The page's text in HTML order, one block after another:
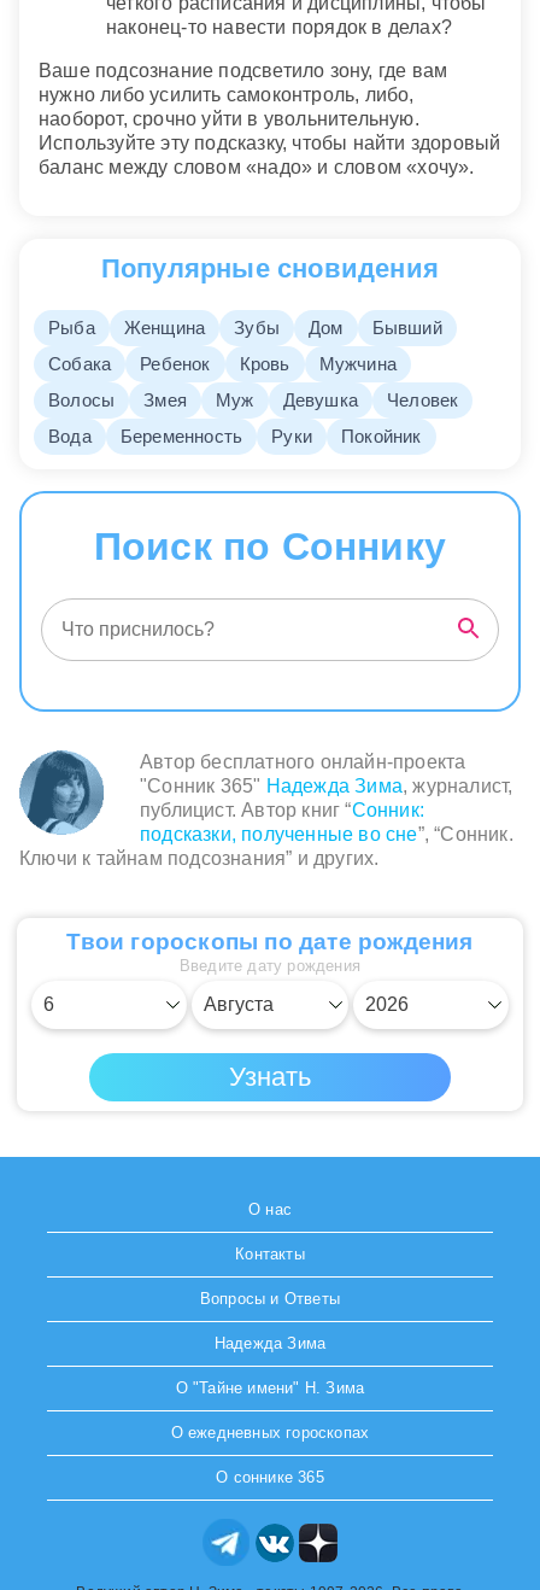
наконец-то навести порядок в делах?
Ваше подсознание подсветило зону, где вам
нужно либо усилить самоконтроль, либо,
наоборот, срочно уйти в увольнительную.
Используйте эту подсказку, чтобы найти здоровый
баланс между словом «надо» и словом «хочу».
Популярные сновидения
Рыба Женщина Зубы Дом
Бывший
Собака
Ребенок Кровь
Мужчина
Волосы
Змея Муж Девушка
Человек
Вода
Беременность Руки Покойник
Поиск по Соннику
Автор бесплатного онлайн-проекта
"Сонник 365" Надежда Зима, журналист,
публицист. Автор книг “Сонник:
подсказки, полученные во сне”, “Сонник.
Ключи к тайнам подсознания” и других.
Твои гороскопы по дате рождения
Введите дату рождения
О нас
Контакты
Вопросы и Ответы
Надежда Зима
О "Тайне имени" Н. Зима
О ежедневных гороскопах
О соннике 365